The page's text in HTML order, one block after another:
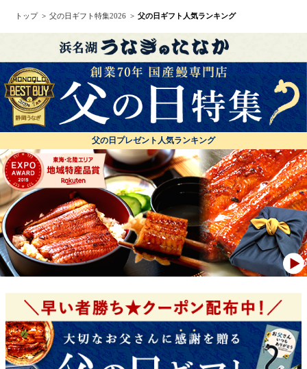
トップ 父の日ギフト特集2026 父の日ギフト人気ランキング
父の日プレゼント人気ランキング